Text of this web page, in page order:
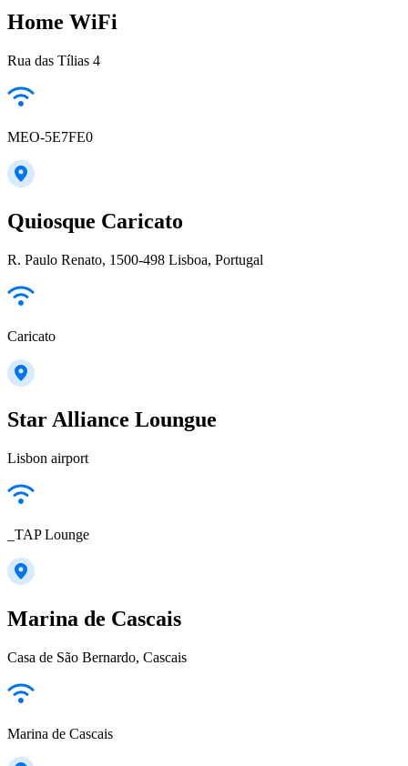
Home WiFi
Rua das Tílias 4
MEO-5E7FE0
Quiosque Caricato
R. Paulo Renato, 1500-498 Lisboa, Portugal
Caricato
Star Alliance Loungue
Lisbon airport
_TAP Lounge
Marina de Cascais
Casa de São Bernardo, Cascais
Marina de Cascais